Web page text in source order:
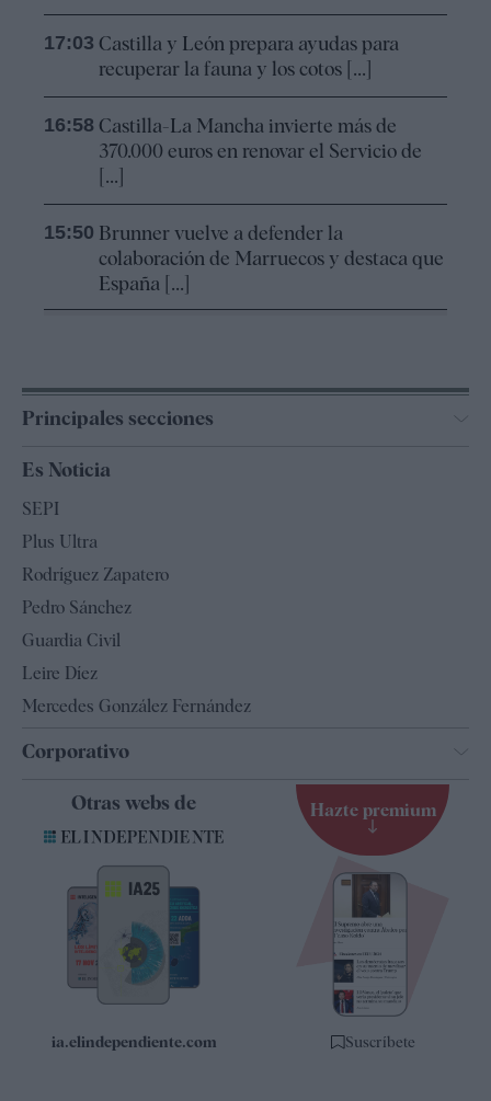
17:03 Castilla y León prepara ayudas para
recuperar la fauna y los cotos [...]
16:58 Castilla-La Mancha invierte más de
370.000 euros en renovar el Servicio de
[...]
15:50 Brunner vuelve a defender la
colaboración de Marruecos y destaca que
España [...]
Principales secciones
España
Televisión
Es Noticia
SEPI
Plus Ultra
Rodríguez Zapatero
Pedro Sánchez
Guardia Civil
Leire Díez
Mercedes González Fernández
Corporativo
Contacto
Quiénes somos
Especificaciones
Otras webs de
ia.elindependiente.com
Hazte premium
Suscríbete